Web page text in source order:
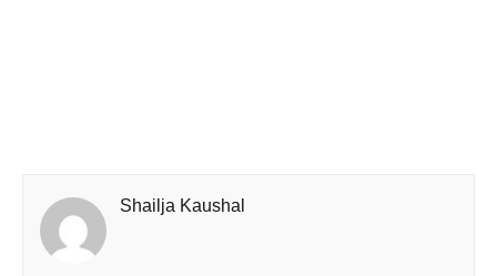
Shailja Kaushal